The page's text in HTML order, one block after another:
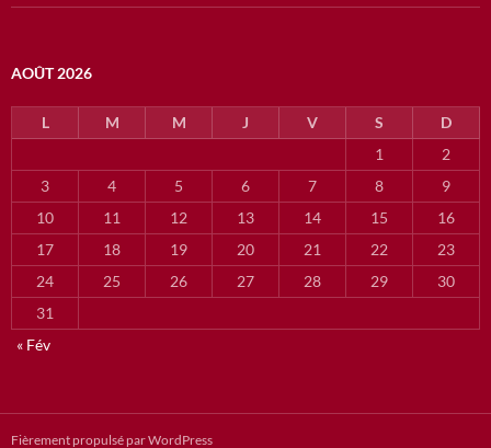
AOÛT 2026
L M M J V S
D
1
2
3
4 5 6 7 8
9
10
11 12 13 14 15
16
17
18 19 20 21 22
23
24
25 26 27 28 29
30
31
« Fév
Fièrement propulsé par WordPress